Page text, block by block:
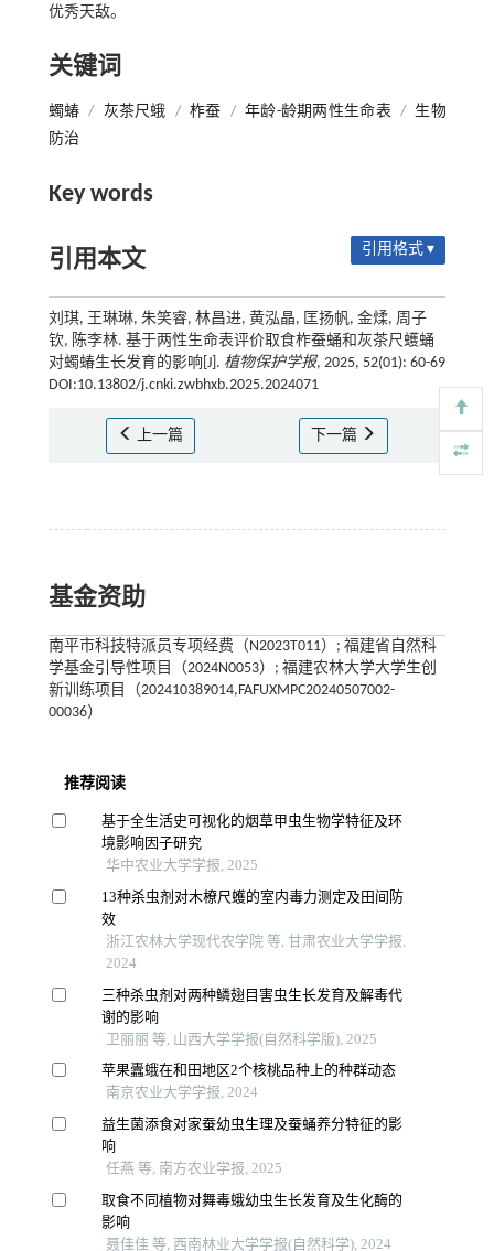
优秀天敌。
关键词
蠋蝽 / 灰茶尺蛾 / 柞蚕 / 年龄-龄期两性生命表 / 生物
防治
Key words
引用本文 引用格式 ▾
刘琪, 王琳琳, 朱笑睿, 林昌进, 黄泓晶, 匡扬帆, 金煣, 周子
钦, 陈李林. 基于两性生命表评价取食柞蚕蛹和灰茶尺蠖蛹
对蠋蝽生长发育的影响[J]. 植物保护学报, 2025, 52(01): 60-69
DOI:10.13802/j.cnki.zwbhxb.2025.2024071
上一篇 下一篇
基金资助
南平市科技特派员专项经费（N2023T011）; 福建省自然科
学基金引导性项目（2024N0053）; 福建农林大学大学生创
新训练项目（202410389014,FAFUXMPC20240507002-
00036）